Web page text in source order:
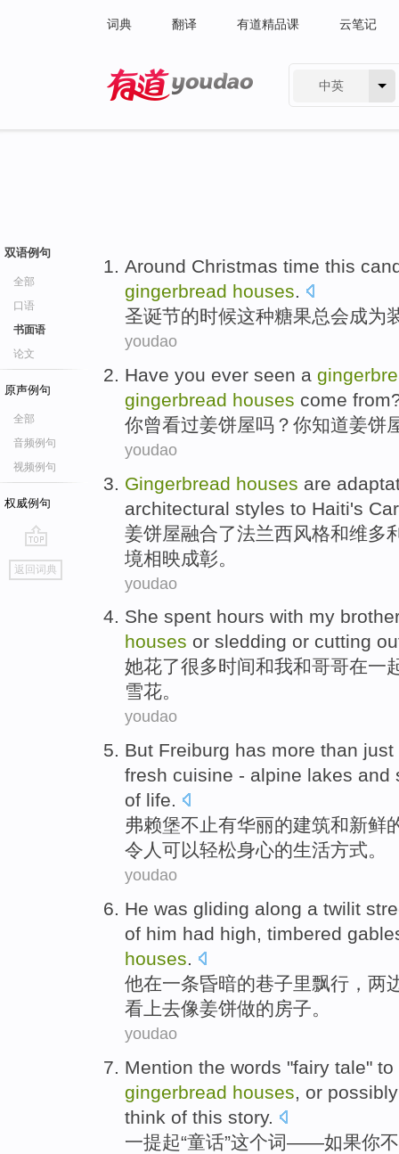
词典 翻译 有道精品课 云笔记
中英
双语例句
全部
口语
书面语
论文
原声例句
全部
音频例句
视频例句
权威例句
go
top
返回词典
Around Christmas time this
gingerbread houses.
圣诞节的时候这种糖果总会成为
youdao
Have you ever seen a
gingerbread houses come
你曾看过姜饼屋吗？你知道姜饼
youdao
Gingerbread houses are
architectural styles to Haiti's
姜饼屋融合了法兰西风格和维多
境相映成彰 。
youdao
She spent hours with my
houses or sledding or cutting
她花了很多时间和我和哥哥在一
雪花。
youdao
But Freiburg has more than just
fresh cuisine - alpine lakes and
of life.
弗赖堡不止有华丽的建筑和新鲜
令人 可以轻松身心的生活方式。
youdao
He was gliding along a twilit
of him had high, timbered
houses.
他在一条昏暗的巷子里飘行 ， 两
看上去像姜饼做的房子。
youdao
Mention the words "fairy tale" to
gingerbread houses, or
think of this story.
一提起“童话”这个词——如果你